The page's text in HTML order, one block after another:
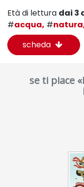
Età di lettura dai 3
#acqua, #
scheda
se ti piace